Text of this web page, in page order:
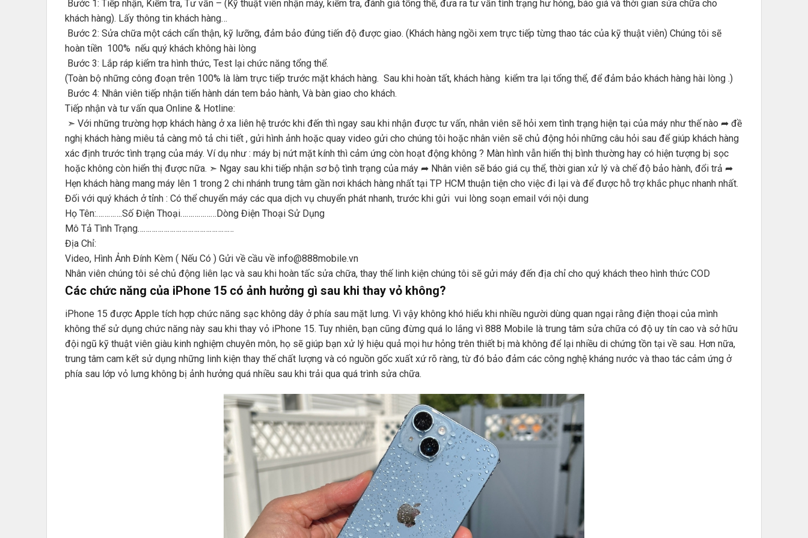
Bước 1: Tiếp nhận, Kiểm tra, Tư vấn – (Kỹ thuật viên nhận máy, kiểm tra, đánh giá tổng thể, đưa ra tư vấn tình trạng hư hỏng, báo giá và thời gian sửa chữa cho
khách hàng). Lấy thông tin khách hàng…
Bước 2: Sửa chữa một cách cẩn thận, kỹ lưỡng, đảm bảo đúng tiến độ được giao. (Khách hàng ngồi xem trực tiếp từng thao tác của kỹ thuật viên) Chúng tôi sẽ
hoàn tiền 100% nếu quý khách không hài lòng
Bước 3: Lắp ráp kiểm tra hình thức, Test lại chức năng tổng thể.
(Toàn bộ những công đoạn trên 100% là làm trực tiếp trước mặt khách hàng. Sau khi hoàn tất, khách hàng kiểm tra lại tổng thể, để đảm bảo khách hàng hài lòng .)
Bước 4: Nhân viên tiếp nhận tiến hành dán tem bảo hành, Và bàn giao cho khách.
Tiếp nhận và tư vấn qua Online & Hotline:
➣ Với những trường hợp khách hàng ở xa liên hệ trước khi đến thì ngay sau khi nhận được tư vấn, nhân viên sẽ hỏi xem tình trạng hiện tại của máy như thế nào ➦ đề
nghị khách hàng miêu tả càng mô tả chi tiết , gửi hình ảnh hoặc quay video gửi cho chúng tôi hoặc nhân viên sẽ chủ động hỏi những câu hỏi sau để giúp khách hàng
xác định trước tình trạng của máy. Ví dụ như : máy bị nứt mặt kính thì cảm ứng còn hoạt động không ? Màn hình vẫn hiển thị bình thường hay có hiện tượng bị sọc
hoặc không còn hiển thị được nữa. ➣ Ngay sau khi tiếp nhận sơ bộ tình trạng của máy ➦ Nhân viên sẽ báo giá cụ thể, thời gian xử lý và chế độ bảo hành, đổi trả ➦
Hẹn khách hàng mang máy lên 1 trong 2 chi nhánh trung tâm gần nơi khách hàng nhất tại TP HCM thuận tiện cho việc đi lại và để được hỗ trợ khắc phục nhanh nhất.
Đối với quý khách ở tỉnh : Có thể chuyển máy các qua dịch vụ chuyển phát nhanh, trước khi gửi vui lòng soạn email với nội dung
Họ Tên:………….Số Điện Thoại………………Dòng Điện Thoại Sử Dụng
Mô Tả Tình Trạng…………………………………………
Địa Chỉ:
Video, Hình Ảnh Đính Kèm ( Nếu Có ) Gửi về cầu về info@888mobile.vn
Nhân viên chúng tôi sẻ chủ động liên lạc và sau khi hoàn tấc sửa chữa, thay thế linh kiện chúng tôi sẽ gửi máy đến địa chỉ cho quý khách theo hình thức COD
Các chức năng của iPhone 15 có ảnh hưởng gì sau khi thay vỏ không?
iPhone 15 được Apple tích hợp chức năng sạc không dây ở phía sau mặt lưng. Vì vậy không khó hiểu khi nhiều người dùng quan ngại rằng điện thoại của mình
không thể sử dụng chức năng này sau khi thay vỏ iPhone 15. Tuy nhiên, bạn cũng đừng quá lo lắng vì 888 Mobile là trung tâm sửa chữa có độ uy tín cao và sở hữu
đội ngũ kỹ thuật viên giàu kinh nghiệm chuyên môn, họ sẽ giúp bạn xử lý hiệu quả mọi hư hỏng trên thiết bị mà không để lại nhiều di chứng tồn tại về sau. Hơn nữa,
trung tâm cam kết sử dụng những linh kiện thay thế chất lượng và có nguồn gốc xuất xứ rõ ràng, từ đó bảo đảm các công nghệ kháng nước và thao tác cảm ứng ở
phía sau lớp vỏ lưng không bị ảnh hưởng quá nhiều sau khi trải qua quá trình sửa chữa.